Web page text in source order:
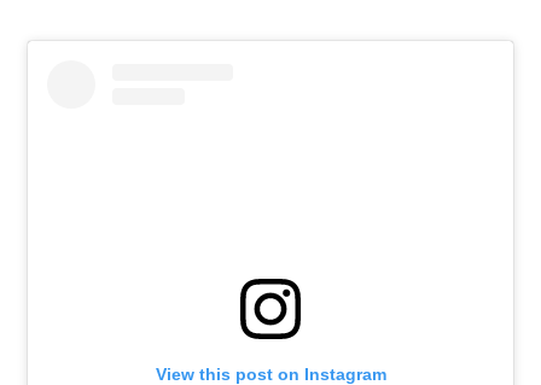
View this post on Instagram